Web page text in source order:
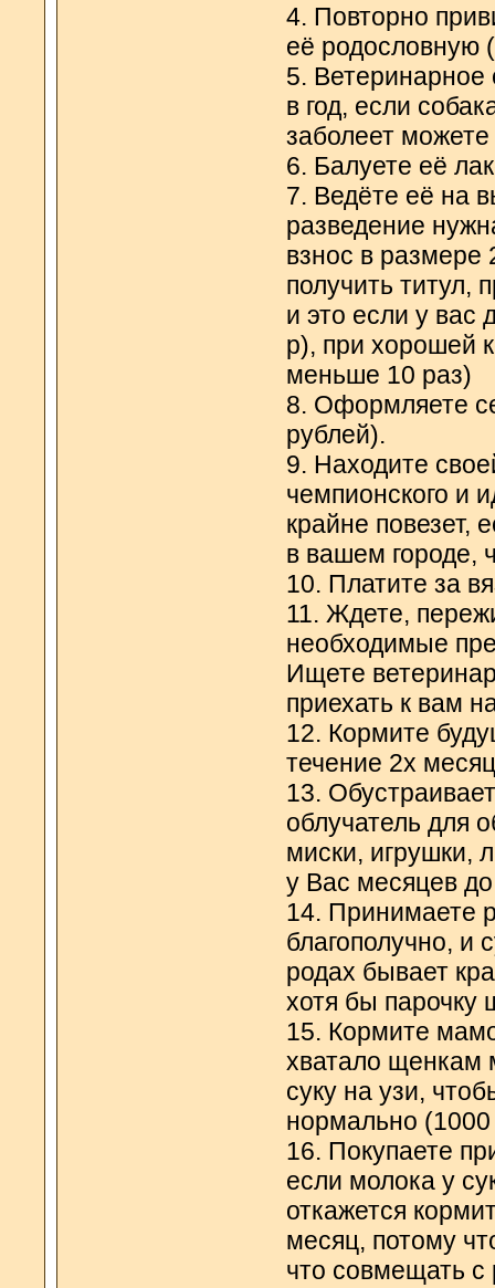
4. Повторно
её родословную
5. Ветеринарное
в год, если
заболеет
6. Балуете её
7. Ведёте её на
разведение
взнос в размере
получить титул,
и это если у вас
р), при хорошей
меньше 10 раз)
8. Оформляете
рублей).
9. Находите
чемпионского и
крайне повезет,
в вашем городе,
10. Платите за
11. Ждете,
необходимые
Ищете
приехать к вам
12. Кормите
течение 2х
13.
облучатель для
миски, игрушки,
у Вас месяцев
14. Принимаете
благополучно, и
родах бывает
хотя бы парочку
15. Кормите
хватало щенкам
суку на узи,
нормально
16. Покупаете
если молока у
откажется
месяц, потому
что совмещать